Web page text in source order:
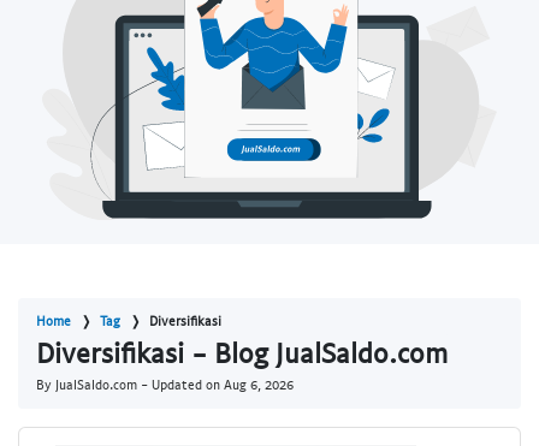
Home Tag Diversifikasi
Diversifikasi - Blog JualSaldo.com
By JualSaldo.com - Updated on Aug 6, 2026